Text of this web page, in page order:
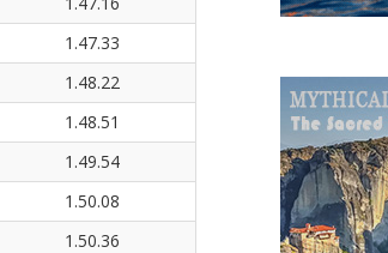
1.47.33
1.48.22
1.48.51
1.49.54
1.50.08
1.50.36